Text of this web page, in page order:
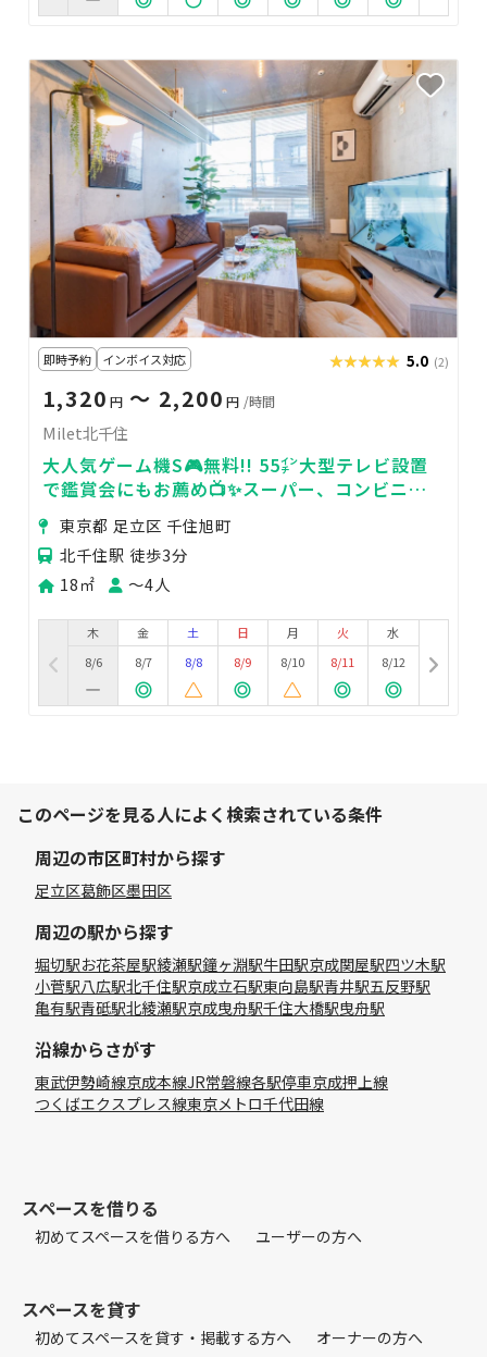
即時予約 インボイス対応 ★★★★★
★★★★★ 5.0 (2)
1,320 円 〜 2,200 円 /時間
Milet北千住
大人気ゲーム機S🎮無料!! 55㌅大型テレビ設置
で鑑賞会にもお薦め📺✨スーパー、コンビニが
目の前！手ぶらでパーティを🎉🍺🎵
東京都 足立区 千住旭町
北千住駅 徒歩3分
18㎡
〜4人
木
8/6
金
8/7
土
8/8
日
8/9
月
8/10
火
8/11
水
8/12
このページを見る人によく検索されている条件
周辺の市区町村から探す
足立区葛飾区墨田区
周辺の駅から探す
堀切駅お花茶屋駅綾瀬駅鐘ヶ淵駅牛田駅京成関屋駅四ツ木駅
小菅駅八広駅北千住駅京成立石駅東向島駅青井駅五反野駅
亀有駅青砥駅北綾瀬駅京成曳舟駅千住大橋駅曳舟駅
沿線からさがす
東武伊勢崎線京成本線JR常磐線各駅停車京成押上線
つくばエクスプレス線東京メトロ千代田線
スペースを借りる
初めてスペースを借りる方へ ユーザーの方へ
スペースを貸す
初めてスペースを貸す・掲載する方へ オーナーの方へ